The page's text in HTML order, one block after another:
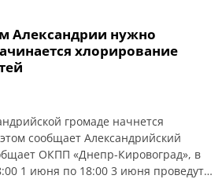
Александрии нужно
хлорирование
громаде начнется
сообщает Александрийский
ОКПП «Днепр-Кировоград», в
1 июня по 18:00 3 июня проведут